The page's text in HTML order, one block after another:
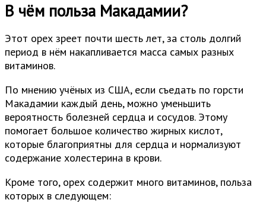
В чём польза Макадамии?
Этот орех зреет почти шесть лет, за столь долгий
период в нём накапливается масса самых разных
витаминов.
По мнению учёных из США, если съедать по горсти
Макадамии каждый день, можно уменьшить
вероятность болезней сердца и сосудов. Этому
помогает большое количество жирных кислот,
которые благоприятны для сердца и нормализуют
содержание холестерина в крови.
Кроме того, орех содержит много витаминов, польза
которых в следующем: